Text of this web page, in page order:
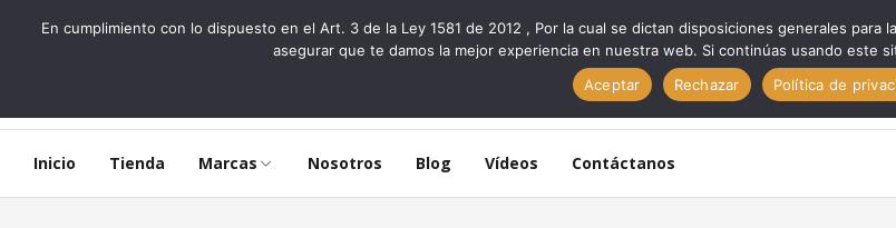
Inicio Tienda Marcas Nosotros Blog Vídeos Contáctanos
En cumplimiento con lo dispuesto en el Art. 3 de la Ley 1581 de 2012 , Por la cual se dictan disposiciones generales
asegurar que te damos la mejor experiencia en nuestra web. Si continúas usando este
Aceptar
Rechazar Política de